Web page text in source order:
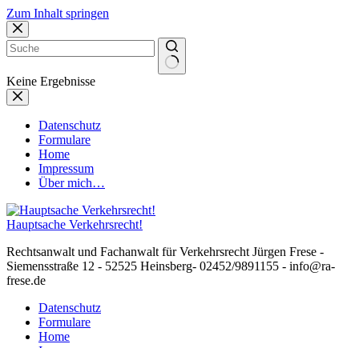
Zum Inhalt springen
Keine Ergebnisse
Datenschutz
Formulare
Home
Impressum
Über mich…
Hauptsache Verkehrsrecht!
Rechtsanwalt und Fachanwalt für Verkehrsrecht Jürgen Frese -
Siemensstraße 12 - 52525 Heinsberg- 02452/9891155 - info@ra-
frese.de
Datenschutz
Formulare
Home